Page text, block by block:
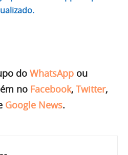
do WhatsApp ou
no Facebook, Twitter,
Google News.